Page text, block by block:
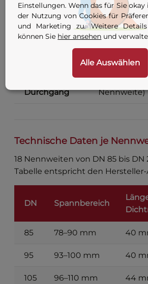
Einsatzbereich
266 mm)
9 Varianten
oben
Innengewinde
Durchgang
G ½″ / G ¾″ /
Nennweite)
Technische Daten je
18 Nennweiten von DN 85 bis DN
Tabelle entspricht den
DN Spannbereich
85 78–90 mm 40
95 93–100 mm 40
105 96–110 mm 44
Einstellungen. Wenn das für Sie
der Nutzung von Cookies für
und Marketing zu. Weitere
können Sie hier ansehen und
Alle Auswählen